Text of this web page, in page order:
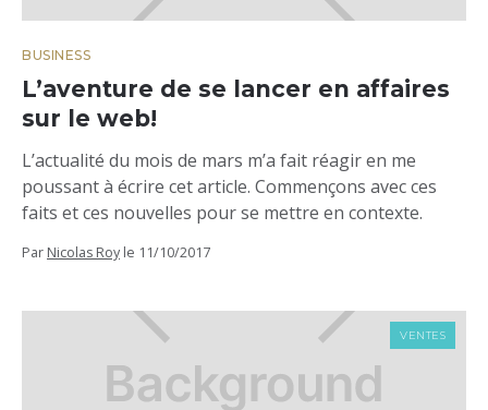
BUSINESS
L’aventure de se lancer en affaires
sur le web!
L’actualité du mois de mars m’a fait réagir en me
poussant à écrire cet article. Commençons avec ces
faits et ces nouvelles pour se mettre en contexte.
Par Nicolas Roy le 11/10/2017
VENTES